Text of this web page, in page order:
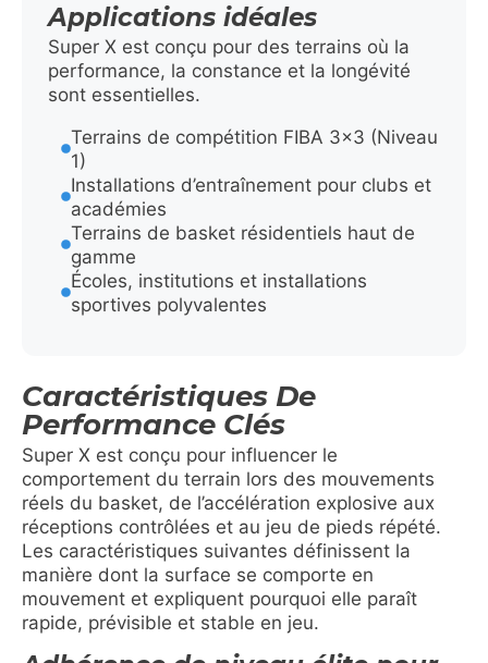
Applications idéales
Super X est conçu pour des terrains où la
performance, la constance et la longévité
sont essentielles.
Terrains de compétition FIBA 3×3 (Niveau
1)
Installations d’entraînement pour clubs et
académies
Terrains de basket résidentiels haut de
gamme
Écoles, institutions et installations
sportives polyvalentes
Caractéristiques De
Performance Clés
Super X est conçu pour influencer le
comportement du terrain lors des mouvements
réels du basket, de l’accélération explosive aux
réceptions contrôlées et au jeu de pieds répété.
Les caractéristiques suivantes définissent la
manière dont la surface se comporte en
mouvement et expliquent pourquoi elle paraît
rapide, prévisible et stable en jeu.